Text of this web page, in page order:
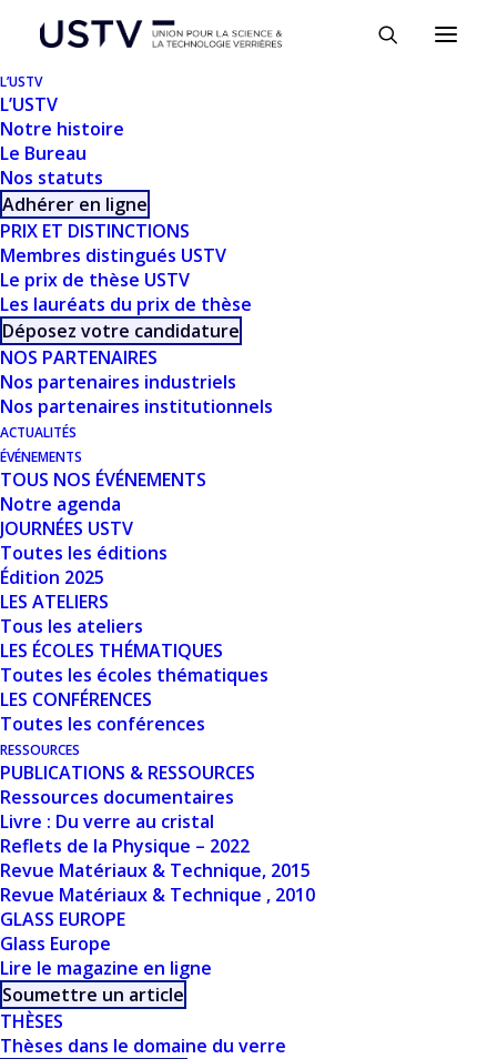
L’USTV
L’USTV
Notre histoire
Le Bureau
Nos statuts
Adhérer en ligne
PRIX ET DISTINCTIONS
Membres distingués USTV
Le prix de thèse USTV
Les lauréats du prix de thèse
Déposez votre candidature
NOS PARTENAIRES
Nos partenaires industriels
Nos partenaires institutionnels
ACTUALITÉS
ÉVÉNEMENTS
TOUS NOS ÉVÉNEMENTS
Notre agenda
JOURNÉES USTV
Toutes les éditions
Édition 2025
LES ATELIERS
Tous les ateliers
LES ÉCOLES THÉMATIQUES
Toutes les écoles thématiques
LES CONFÉRENCES
Toutes les conférences
RESSOURCES
PUBLICATIONS & RESSOURCES
Ressources documentaires
Livre : Du verre au cristal
Reflets de la Physique – 2022
Revue Matériaux & Technique, 2015
Revue Matériaux & Technique , 2010
GLASS EUROPE
Glass Europe
Lire le magazine en ligne
Soumettre un article
THÈSES
Thèses dans le domaine du verre
TÉLÉCHARGER
Télécharger
Nombre de fichiers
Date de création
Dernière mise à
jour
DYNAMIC
FRACTURE OF
ALKALI SILICATE
GLASSES:
INSIGHTS FROM
LARGE SCALE
ATOMISTIC
SIMULATIONS - S.